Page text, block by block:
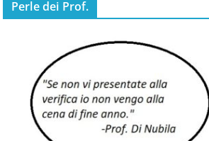
Perle dei Prof.